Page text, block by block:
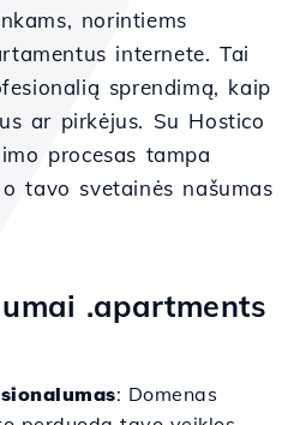
norintiems
internete. Tai
sprendimą, kaip
ar pirkėjus. Su Hostico
procesas tampa
tavo svetainės našumas
.apartments
: Domenas